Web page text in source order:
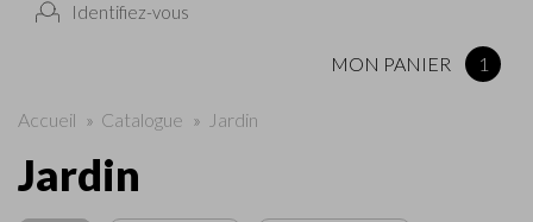
Identifiez-vous
MON PANIER 1
Accueil » Catalogue » Jardin
Jardin